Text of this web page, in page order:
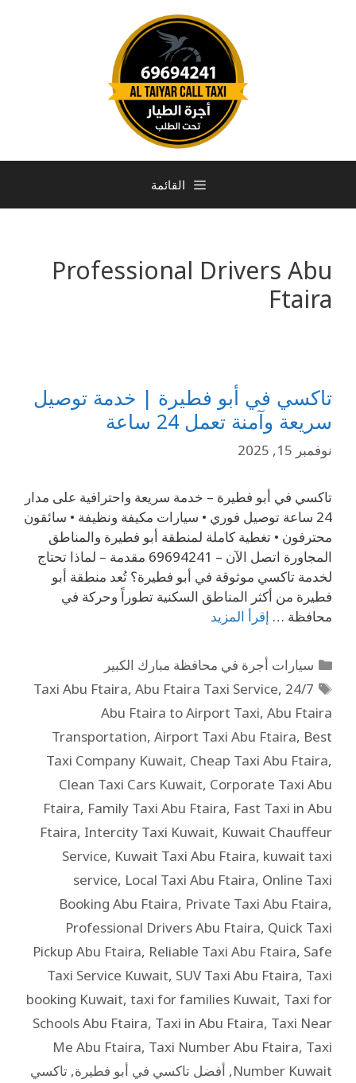
القائمة
Professional Drivers Abu
Ftaira
تاكسي في أبو فطيرة | خدمة توصيل
سريعة وآمنة تعمل 24 ساعة
نوفمبر 15, 2025
تاكسي في أبو فطيرة – خدمة سريعة واحترافية على مدار
24 ساعة توصيل فوري • سيارات مكيفة ونظيفة • سائقون
محترفون • تغطية كاملة لمنطقة أبو فطيرة والمناطق
المجاورة اتصل الآن – 69694241 مقدمة – لماذا تحتاج
لخدمة تاكسي موثوقة في أبو فطيرة؟ تُعد منطقة أبو
فطيرة من أكثر المناطق السكنية تطوراً وحركة في
محافظة … إقرأ المزيد
سيارات أجرة في محافظة مبارك الكبير
24/7 Taxi Abu Ftaira
, Abu Ftaira Taxi Service,
Abu Ftaira to Airport Taxi, Abu Ftaira
Transportation, Airport Taxi Abu Ftaira, Best
Taxi Company Kuwait, Cheap Taxi Abu Ftaira,
Clean Taxi Cars Kuwait, Corporate Taxi Abu
Ftaira, Family Taxi Abu Ftaira, Fast Taxi in Abu
Ftaira, Intercity Taxi Kuwait, Kuwait Chauffeur
Service, Kuwait Taxi Abu Ftaira, kuwait taxi
service, Local Taxi Abu Ftaira, Online Taxi
Booking Abu Ftaira, Private Taxi Abu Ftaira,
Professional Drivers Abu Ftaira, Quick Taxi
Pickup Abu Ftaira, Reliable Taxi Abu Ftaira, Safe
Taxi Service Kuwait, SUV Taxi Abu Ftaira, Taxi
booking Kuwait, taxi for families Kuwait, Taxi for
Schools Abu Ftaira, Taxi in Abu Ftaira, Taxi Near
Me Abu Ftaira, Taxi Number Abu Ftaira, Taxi
Number Kuwait
, أفضل تاكسي في أبو فطيرة, تاكسي